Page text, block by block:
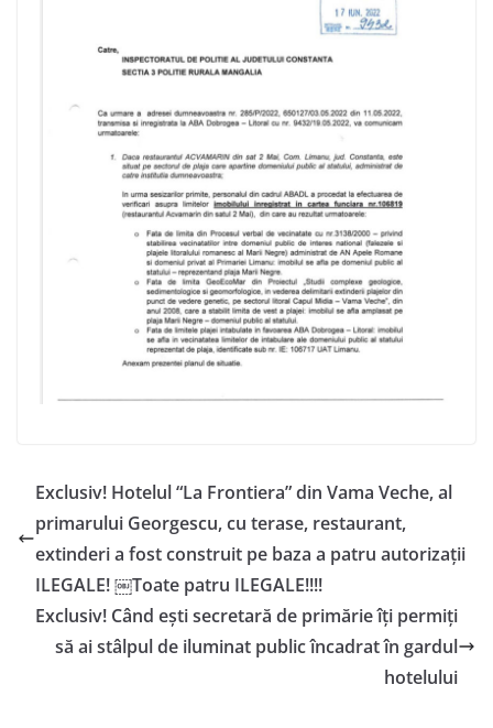
Exclusiv! Hotelul “La Frontiera” din Vama Veche, al
primarului Georgescu, cu terase, restaurant,
extinderi a fost construit pe baza a patru autorizații
ILEGALE! ￼Toate patru ILEGALE!!!!
Exclusiv! Când ești secretară de primărie îți permiți
să ai stâlpul de iluminat public încadrat în gardul
hotelului